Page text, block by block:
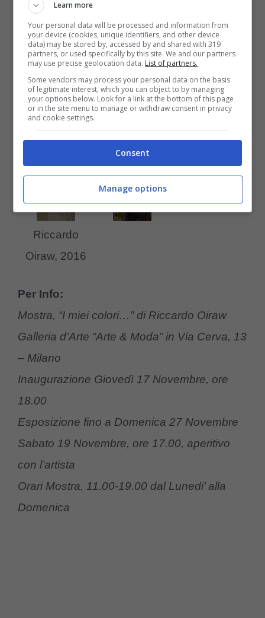
dell’esposizione Bartolena.
Una mostra da non perdere per gli
appassionati.
Oiraw, 2016
Riccardo
Oiraw, 2016
Oiraw, 2016
Riccardo
Oiraw, 2016
Per Info:
Mostra, “I miei colori…” di Riccardo Oiraw
Galleria d’Arte “Arte & Moda” in Via Cerva, 13
– Milano
Inaugurazione Giovedì 17 Novembre, ore
18.00
Esposizione fino a Domenica 27 Novembre
Sabato 19 Novembre, ore 17.00, aperitivo
con l’artista
Orari Mostra, 11.00-19.00 dal Lunedi’ alla
Domenica
Learn more
Your personal data will be processed and information from
your device (cookies, unique identifiers, and other device
data) may be stored by, accessed by and shared with 319
partners, or used specifically by this site. We and our partners
may use precise geolocation data. List of partners.
Some vendors may process your personal data on the basis
of legitimate interest, which you can object to by managing
your options below. Look for a link at the bottom of this page
or in the site menu to manage or withdraw consent in privacy
and cookie settings.
Consent
Manage options